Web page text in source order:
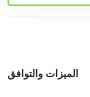
الميزات والتوافق